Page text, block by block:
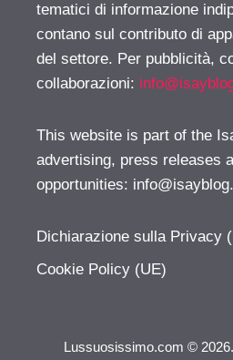
tematici di informazione
contano sul contributo di
del settore. Per pubblicità,
collaborazioni:
This website is part of the
advertising, press releases
opportunities:
Dichiarazione sulla Privacy
Cookie Policy (UE)
Lussuosissimo.com ©